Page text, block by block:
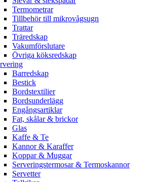
Termometrar
Tillbehör till mikrovågsugn
Trattar
Träredskap
Vakumförslutare
Övriga köksredskap
Barredskap
Bestick
Bordstextilier
Bordsunderlägg
Engångsartiklar
Fat, skålar & brickor
Glas
Kaffe & Te
Kannor & Karaffer
Koppar & Muggar
Serveringstermosar & Termoskannor
Servetter